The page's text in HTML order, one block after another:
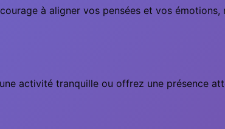
à aligner vos pensées et vos émotions,
activité tranquille ou offrez une présence